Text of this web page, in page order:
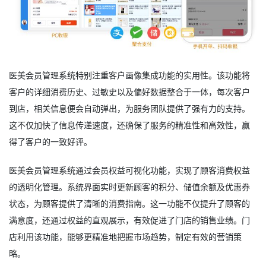
医美会员管理系统特别注重客户画像集成功能的实用性。该功能将
客户的详细消费历史、过敏史以及偏好数据整合于一体，每次客户
到店，相关信息便会自动弹出，为服务团队提供了强有力的支持。
这不仅加快了信息传递速度，还确保了服务的精准性和高效性，赢
得了客户的一致好评。
医美会员管理系统通过会员权益可视化功能，实现了顾客消费权益
的透明化管理。系统界面实时更新顾客的积分、储值余额及优惠券
状态，为顾客提供了清晰的消费指南。这一功能不仅提升了顾客的
满意度，还通过权益的直观展示，有效促进了门店的销售业绩。门
店利用该功能，能够更精准地把握市场趋势，制定有效的营销策
略。